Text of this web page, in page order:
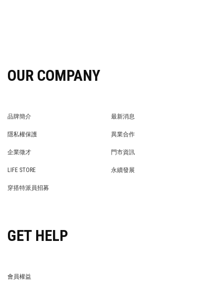
OUR COMPANY
品牌簡介
最新消息
隱私權保護
異業合作
企業徵才
門市資訊
LIFE STORE
永續發展
穿搭特派員招募
GET HELP
會員權益